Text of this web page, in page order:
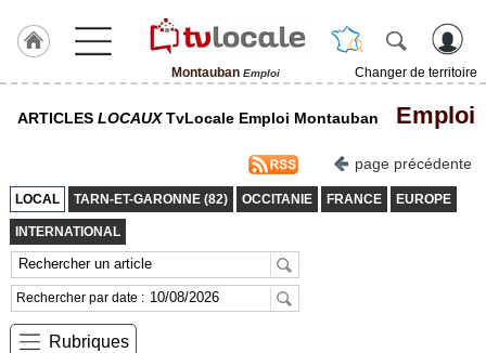
Montauban Emploi
Changer de territoire
Montauban
TvLocale
France
Accueil
RUBRIQUES
ARTICLES LOCAUXTvLocale Emploi Montauban Emploi
page précédente
LOCAL TARN-ET-GARONNE (82) OCCITANIE FRANCE EUROPE
INTERNATIONAL
Rechercher par date :
Rubriques